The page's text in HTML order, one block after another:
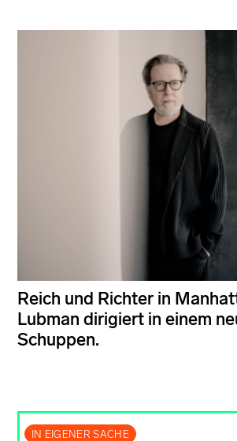
Reich und Richter in
Lubman dirigiert in einem
Schuppen.
IN EIGENER SACHE